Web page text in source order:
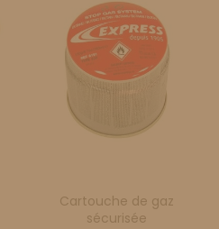
Cartouche de gaz
sécurisée